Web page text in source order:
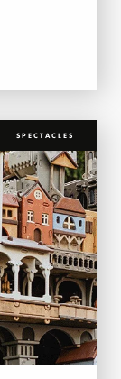
SPECTACLES